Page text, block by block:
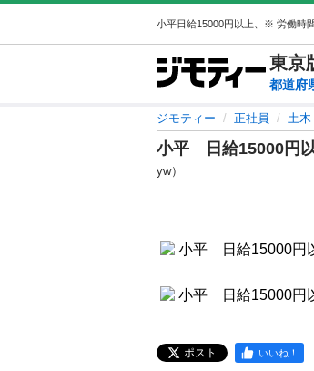
東京
都道府
ジモティー 正社員 土木
小平 日給15000円
yw）
ポスト いいね！